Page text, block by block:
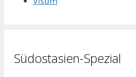
Südostasien-Spezial